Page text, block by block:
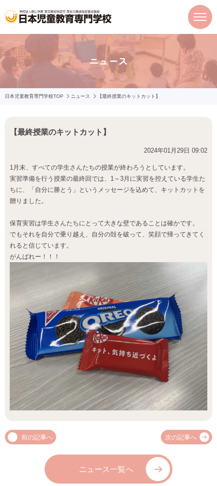
ニュース
日本児童教育専門学校TOP ニュース 【最終授業のキットカット】
【最終授業のキットカット】
2024年01月29日 09:02
1月末、すべての学生さんたちの授業が終わろうとしています。
実習準備を行う授業の最終回では、1～3月に実習を控えている学生た
ちに、「自分に勝とう」というメッセージを込めて、キットカットを
贈りました。
保育実習は学生さんたちにとって大きな壁であることは確かです。
でもそれを自分で乗り越え、自分の殻を破って、笑顔で帰ってきてく
れると信じています。
がんばれー！！！
前の記事へ 次の記事へ
ニュース一覧へ